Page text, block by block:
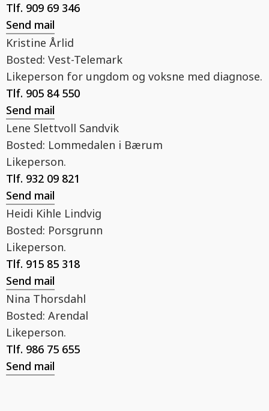
Tlf. 909 69 346
Send mail
Kristine Årlid
Bosted: Vest-Telemark
Likeperson for ungdom og voksne med diagnose.
Tlf. 905 84 550
Send mail
Lene Slettvoll Sandvik
Bosted: Lommedalen i Bærum
Likeperson.
Tlf. 932 09 821
Send mail
Heidi Kihle Lindvig
Bosted: Porsgrunn
Likeperson.
Tlf. 915 85 318
Send mail
Nina Thorsdahl
Bosted: Arendal
Likeperson.
Tlf. 986 75 655
Send mail